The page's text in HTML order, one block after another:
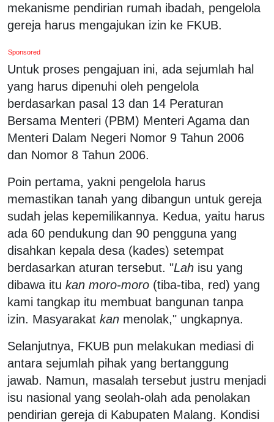
mekanisme pendirian rumah ibadah, pengelola
gereja harus mengajukan izin ke FKUB.
Sponsored
Untuk proses pengajuan ini, ada sejumlah hal
yang harus dipenuhi oleh pengelola
berdasarkan pasal 13 dan 14 Peraturan
Bersama Menteri (PBM) Menteri Agama dan
Menteri Dalam Negeri Nomor 9 Tahun 2006
dan Nomor 8 Tahun 2006.
Poin pertama, yakni pengelola harus
memastikan tanah yang dibangun untuk gereja
sudah jelas kepemilikannya. Kedua, yaitu harus
ada 60 pendukung dan 90 pengguna yang
disahkan kepala desa (kades) setempat
berdasarkan aturan tersebut. "Lah isu yang
dibawa itu kan moro-moro (tiba-tiba, red) yang
kami tangkap itu membuat bangunan tanpa
izin. Masyarakat kan menolak," ungkapnya.
Selanjutnya, FKUB pun melakukan mediasi di
antara sejumlah pihak yang bertanggung
jawab. Namun, masalah tersebut justru menjadi
isu nasional yang seolah-olah ada penolakan
pendirian gereja di Kabupaten Malang. Kondisi